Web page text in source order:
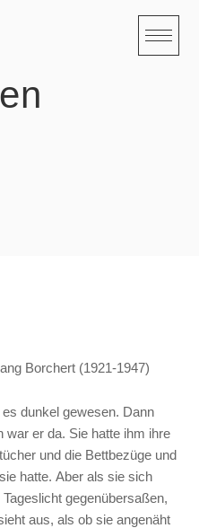
Borchert (1921-1947)
dunkel gewesen. Dann
war er da. Sie hatte ihm ihre
und die Bettbezüge und
hatte. Aber als sie sich
gegenübersaßen,
aus, als ob sie angenäht